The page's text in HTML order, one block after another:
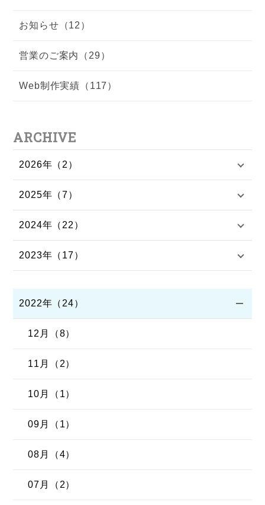
お知らせ（12）
営業のご案内（29）
Web制作実績（117）
ARCHIVE
2026年（2）
2025年（7）
2024年（22）
2023年（17）
2022年（24）
12月（8）
11月（2）
10月（1）
09月（1）
08月（4）
07月（2）